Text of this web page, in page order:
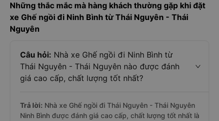
Những thắc mắc mà hàng khách thường gặp khi đặt
xe Ghế ngồi đi Ninh Bình từ Thái Nguyên - Thái
Nguyên
Câu hỏi: Nhà xe Ghế ngồi đi Ninh Bình từ
Thái Nguyên - Thái Nguyên nào được đánh
giá cao cấp, chất lượng tốt nhất?
Trả lời: Nhà xe Ghế ngồi đi Thái Nguyên - Thái Nguyên
Ninh Bình được đánh giá cao cấp, chất lượng tốt nhất là